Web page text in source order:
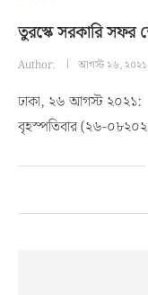
তুরস্কে সরকারি সফর
Author: আগস্ট ২৬, ২০২১
ঢাকা, ২৬ আগস্ট
বৃহস্পতিবার (২৬-